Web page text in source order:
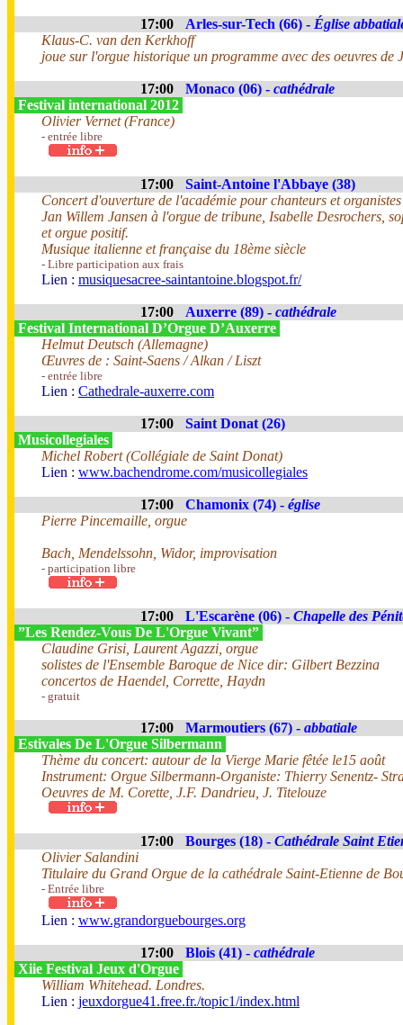
17:00 Arles-sur-Tech (66) - Église
Klaus-C. van den Kerkhoff
joue sur l'orgue historique un programme avec des oeuvres de
17:00 Monaco (06) - cathédrale
Festival international 2012
Olivier Vernet (France)
- entrée libre
17:00
Saint-Antoine l'Abbaye (38)
Concert d'ouverture de l'académie pour chanteurs et organistes
Jan Willem Jansen à l'orgue de tribune, Isabelle Desrochers,
et orgue positif.
Musique italienne et française du 18ème siècle
- Libre participation aux frais
Lien : musiquesacree-saintantoine.blogspot.fr/
17:00 Auxerre (89) - cathédrale
Festival International D’Orgue D’Auxerre
Helmut Deutsch (Allemagne)
Œuvres de : Saint-Saens / Alkan / Liszt
- entrée libre
Lien : Cathedrale-auxerre.com
17:00
Saint Donat (26)
Musicollegiales
Michel Robert (Collégiale de Saint Donat)
Lien : www.bachendrome.com/musicollegiales
17:00 Chamonix (74) - église
Pierre Pincemaille, orgue
Bach, Mendelssohn, Widor, improvisation
- participation libre
17:00 L'Escarène (06) - Chapelle des
”Les Rendez-Vous De L'Orgue Vivant”
Claudine Grisi, Laurent Agazzi, orgue
solistes de l'Ensemble Baroque de Nice dir: Gilbert Bezzina
concertos de Haendel, Corrette, Haydn
- gratuit
17:00 Marmoutiers (67) - abbatiale
Estivales De L'Orgue Silbermann
Thème du concert: autour de la Vierge Marie fêtée le15 août
Instrument: Orgue Silbermann-Organiste: Thierry Senentz-
Oeuvres de M. Corette, J.F. Dandrieu, J. Titelouze
17:00 Bourges (18) - Cathédrale Saint
Olivier Salandini
Titulaire du Grand Orgue de la cathédrale Saint-Etienne de
- Entrée libre
Lien : www.grandorguebourges.org
17:00 Blois (41) - cathédrale
Xiie Festival Jeux d'Orgue
William Whitehead. Londres.
Lien : jeuxdorgue41.free.fr./topic1/index.html